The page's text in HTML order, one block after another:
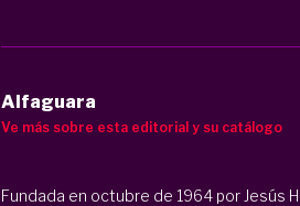
Alfaguara
Ve más sobre esta editorial y su catálogo
Fundada en octubre de 1964 por Jesús